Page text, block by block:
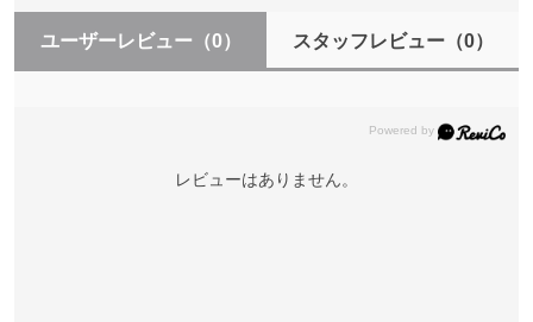
ユーザーレビュー （0） スタッフレビュー（0）
レビューはありません。